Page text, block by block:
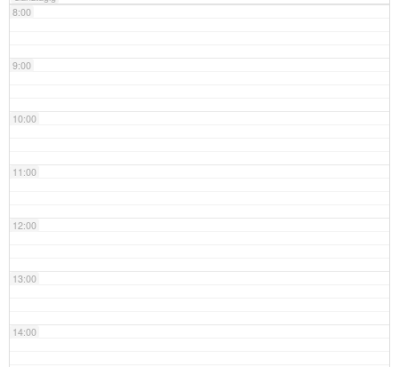
8:00
9:00
10:00
11:00
12:00
13:00
14:00